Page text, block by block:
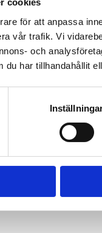
cookies
för att anpassa
vår trafik. Vi
och
du har tillhandahållit
jag ingen aning om!
rekommenderade
mer energi och mindre
är bättre nästa gång.